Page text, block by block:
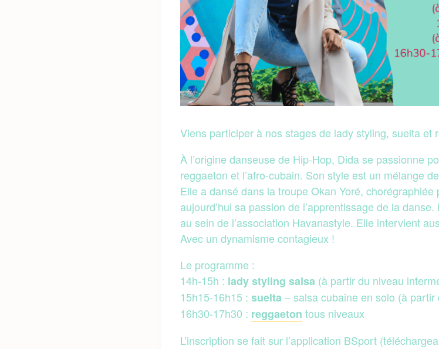
Viens participer à nos stages de lady styling, suelta et
À l’origine danseuse de Hip-Hop, Dida se passionne
reggaeton et l’afro-cubain. Son style est un mélange
Elle a dansé dans la troupe Okan Yoré,
aujourd’hui sa passion de l’apprentissage de la
au sein de l’association Havanastyle. Elle intervient
Avec un dynamisme contagieux !
Le programme :
14h-15h : lady styling salsa (à partir du niveau
15h15-16h15 : suelta– salsa cubaine en solo (à
16h30-17h30 : reggaeton tous niveaux
L’inscription se fait sur l’application BSport